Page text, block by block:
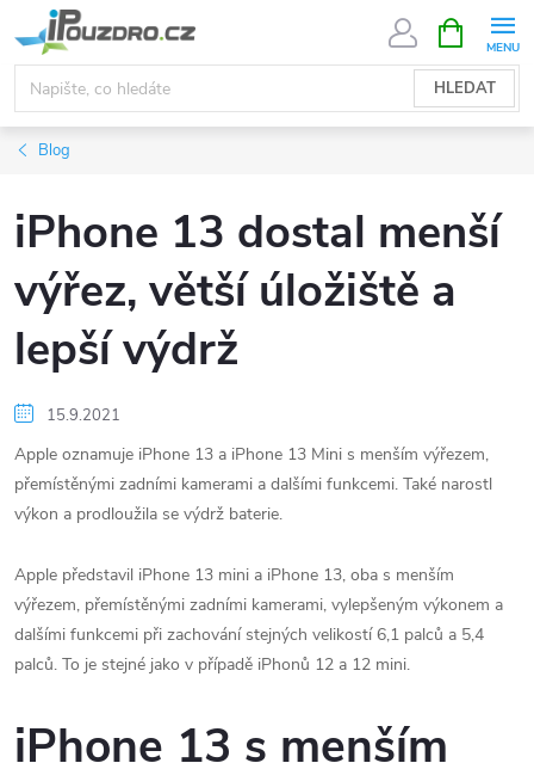
na
obsah
HLEDAT
NÁKUPNÍ
KOŠÍK
Blog
iPhone 13 dostal menší
výřez, větší úložiště a
lepší výdrž
15.9.2021
Apple oznamuje iPhone 13 a iPhone 13 Mini s menším výřezem,
přemístěnými zadními kamerami a dalšími funkcemi. Také narostl
výkon a prodloužila se výdrž baterie.
Apple představil iPhone 13 mini a iPhone 13‌, oba s menším
výřezem, přemístěnými zadními kamerami, vylepšeným výkonem a
dalšími funkcemi při zachování stejných velikostí 6,1 palců a 5,4
palců. To je stejné jako v případě iPhonů 12 a 12 mini.
iPhone 13 s menším